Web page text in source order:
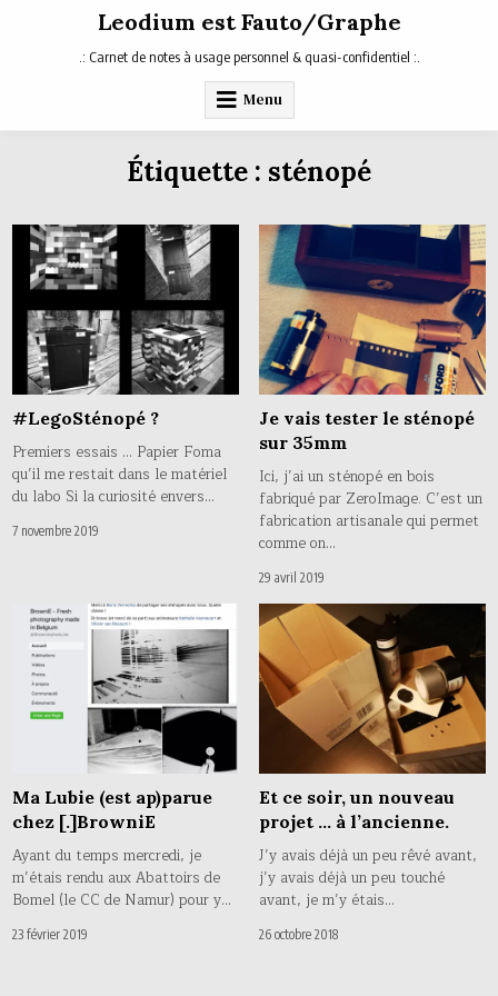
Leodium est Fauto/Graphe
.: Carnet de notes à usage personnel & quasi-confidentiel :.
Menu
Étiquette : sténopé
#LegoSténopé ?
Premiers essais … Papier Foma
qu’il me restait dans le matériel
du labo Si la curiosité envers…
7 novembre 2019
Je vais tester le sténopé
sur 35mm
Ici, j’ai un sténopé en bois
fabriqué par ZeroImage. C’est un
fabrication artisanale qui permet
comme on…
29 avril 2019
Ma Lubie (est ap)parue
chez [.]BrowniE
Ayant du temps mercredi, je
m’étais rendu aux Abattoirs de
Bomel (le CC de Namur) pour y…
23 février 2019
Et ce soir, un nouveau
projet … à l’ancienne.
J’y avais déjà un peu rêvé avant,
j’y avais déjà un peu touché
avant, je m’y étais…
26 octobre 2018